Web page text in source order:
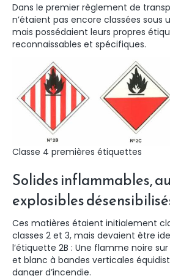
Dans le premier règlement de
n’étaient pas encore classées sous
mais possédaient leurs propres
reconnaissables et spécifiques.
Classe 4 premières étiquettes
Solides inflammables,
explosibles
Ces matières étaient initialement
classes 2 et 3, mais devaient être
l’étiquette 2B : Une flamme noire
et blanc à bandes verticales
danger d’incendie.